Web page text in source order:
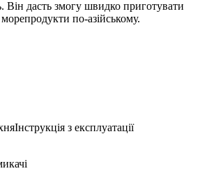
Він дасть змогу швидко приготувати
по-азійському.
з експлуатації